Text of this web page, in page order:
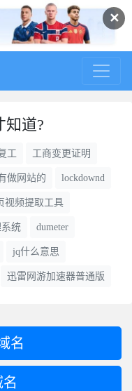
✕
知道?
工 工商变更证明
做网站的 lockdownd
视频提取工具
统 dumeter
jq什么意思
迅雷网游加速器普通版
名